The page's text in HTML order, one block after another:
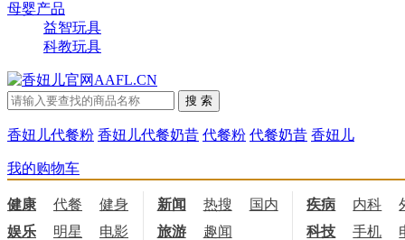
母婴产品
益智玩具
科教玩具
香妞儿代餐粉 香妞儿代餐奶昔 代餐粉 代餐奶昔 香妞儿
我的购物车
健康 代餐 健身 饮食
新闻 热搜 国内 国际
疾病 内科
娱乐
明星 电影 电视
旅游 趣闻 科技 手机